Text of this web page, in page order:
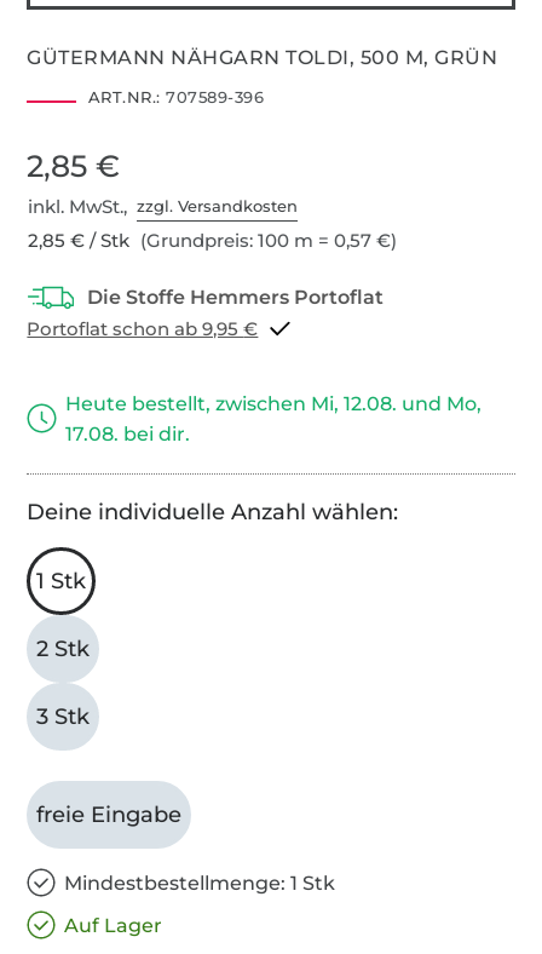
GÜTERMANN NÄHGARN TOLDI, 500 M, GRÜN
ART.NR.: 707589-396
2,85 €
inkl. MwSt.,zzgl. Versandkosten
2,85 € / Stk (Grundpreis: 100 m = 0,57 €)
Portoflat schon ab 9,95 €
Heute bestellt, zwischen Mi, 12.08. und Mo,
17.08. bei dir.
Deine individuelle Anzahl wählen:
1 Stk
2 Stk
3 Stk
freie Eingabe
Mindestbestellmenge: 1 Stk
Auf Lager